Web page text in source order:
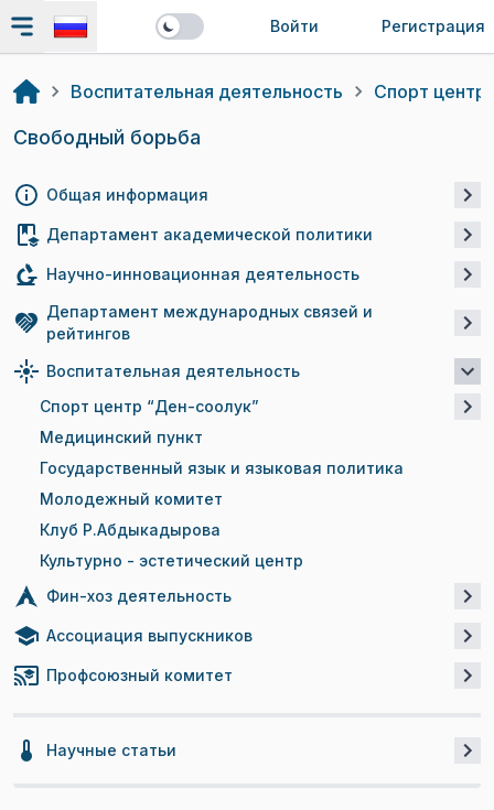
Войти Регистрация
Общая информация
Департамент академической политики
Научно-инновационная деятельность
Департамент международных связей и
рейтингов
Воспитательная деятельность
Спорт центр “Ден-соолук”
Медицинский пункт
Государственный язык и языковая политика
Молодежный комитет
Клуб Р.Абдыкадырова
Культурно - эстетический центр
Фин-хоз деятельность
Ассоциация выпускников
Профсоюзный комитет
Научные статьи
Воспитательная деятельность Спорт центр
Свободный борьба